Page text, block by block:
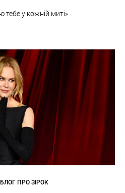
у кожній миті»
ПРО ЗІРОК